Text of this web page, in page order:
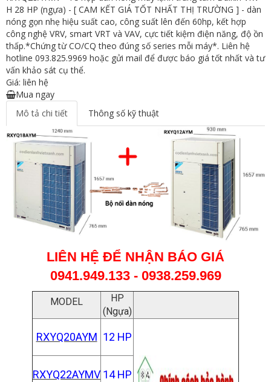
H 28 HP (ngựa) - [ CAM KẾT GIÁ TỐT NHẤT THỊ TRƯỜNG ] - dàn
nóng gọn nhẹ hiệu suất cao, công suất lên đến 60hp, kết hợp
công nghệ VRV, smart VRT và VAV, cực tiết kiệm điện năng, độ ồn
thấp.*Chứng từ CO/CQ theo đúng số series mỗi máy*. Liên hệ
hotline 093.825.9969 hoặc gửi mail để được báo giá tốt nhất và tư
vấn khảo sát cụ thể.
Giá: liên hệ
Mua ngay
Mô tả chi tiết
Thông số kỹ thuật
LIÊN HỆ ĐỂ NHẬN BÁO GIÁ
0941.949.133 - 0938.259.969
MODEL
HP
(Ngựa)
RXYQ20AYM 12 HP
RXYQ22AYMV 14 HP